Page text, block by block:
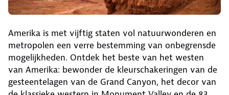
Amerika is met vijftig staten vol natuurwonderen en
metropolen een verre bestemming van onbegrensde
mogelijkheden. Ontdek het beste van het westen
van Amerika: bewonder de kleurschakeringen van de
gesteentelagen van de Grand Canyon, het decor van